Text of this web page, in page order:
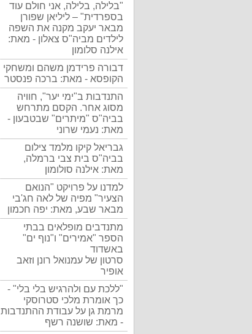
"בלילה, בלילה, אני חולם עוד
בספרדית" – ליליאן שפורן
מבאר יעקב מקנה את השפה
לילדים מביה"ס צאלון - מאת:
אילנה סלומון
דבורה פרידמן משהם ומשחקי
הקופסא - מאת: ברכה פנסטר
התנדבות ב"ימי יער", חוויה
מסוג אחר. הקסם מתרחש
בביה"ס "מיתרים" שבטבעון -
מאת: נעמי שרוני
גבריאל קיקו מלמד צילום
בביה"ס בית צבי ברמלה,
מאת: אילנה סולומון
למדנו על פרויקט "הנואם
הצעיר" מפיה של לאה חג'בי
מבאר שבע, מאת: יפה חכמון
מתנדבים מופלאים בבתי
הספר "אמירים" ו"נוף ים"
באשדוד
סרטון של עמנואל רונן וזאב
אופיר
"ללכת עם ולהרגיש בלי בלי" -
כך אומרת מלכי סטרוסקי
מרמת גן על עבודת ההתנדבות
- מאת: שושנה רשף